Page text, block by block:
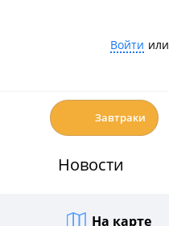
Войти или
Завтраки
Новости
На карте